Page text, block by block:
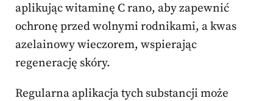
aplikując witaminę C rano, aby zapewnić
ochronę przed wolnymi rodnikami, a kwas
azelainowy wieczorem, wspierając
regenerację skóry.
Regularna aplikacja tych substancji może